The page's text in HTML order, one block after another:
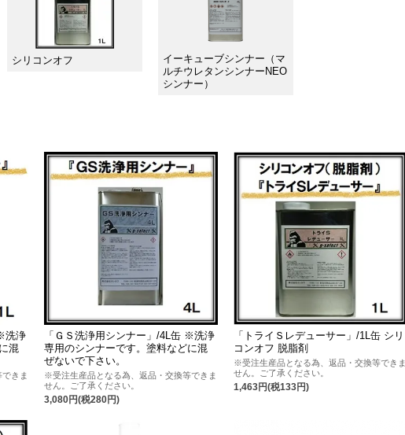
シリコンオフ
イーキューブシンナー（マ
ルチウレタンシンナーNEO
シンナー）
洗浄
混
きま
「ＧＳ洗浄用シンナー」/4L缶 ※洗浄
専用のシンナーです。塗料などに混
ぜないで下さい。
※受注生産品となる為、返品・交換等できま
せん。ご了承ください。
3,080円(税280円)
「トライＳレデューサー」/1L缶 シリ
コンオフ 脱脂剤
※受注生産品となる為、返品・交換等できま
せん。ご了承ください。
1,463円(税133円)